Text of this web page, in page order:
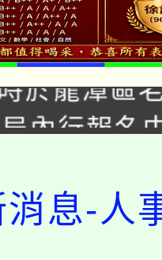
8/29、30在
! 於龍潭區
內行報名
運動會8/
池舉行。
戶享有免
消息-人